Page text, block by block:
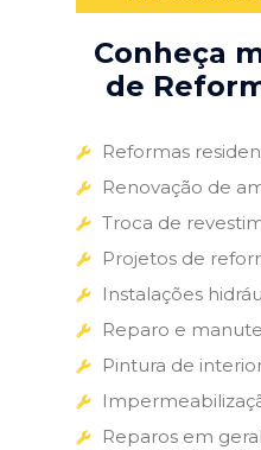
Conheça
de
Reformas
Renovação de
Troca de
Projetos de
Instalações
Reparo e
Pintura de
Reparos em geral